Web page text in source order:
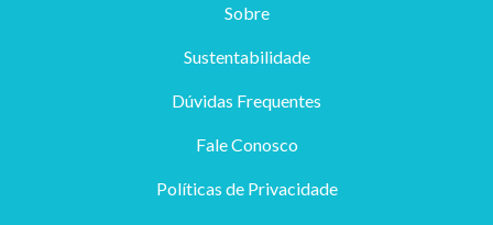
Sobre
Sustentabilidade
Dúvidas Frequentes
Fale Conosco
Políticas de Privacidade